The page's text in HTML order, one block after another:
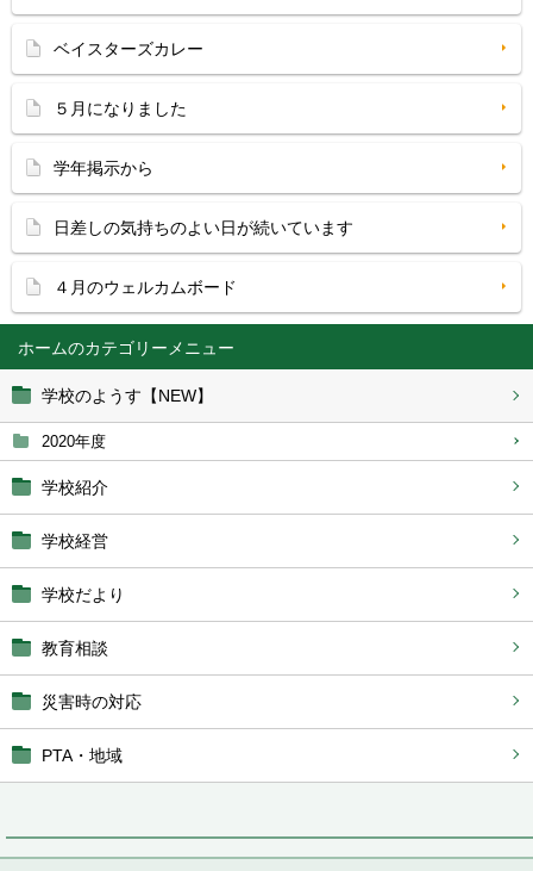
ホーム
学校のようす【NEW】
2020年度
学校紹介
学校経営
学校だより
教育相談
災害時の対応
PTA・地域
ベイスターズカレー
５月になりました
学年掲示から
日差しの気持ちのよい日が続いています
４月のウェルカムボード